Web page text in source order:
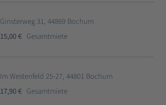
Ginsterweg 31, 44869 Bochum
15,00 € Gesamtmiete
Im Westenfeld 25-27, 44801 Bochum
17,90 € Gesamtmiete